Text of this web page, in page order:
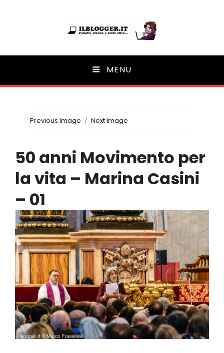
Ilblogger.it
Il portalino di blog | MENU
Previous Image Next Image
50 anni Movimento per
la vita – Marina Casini
– 01